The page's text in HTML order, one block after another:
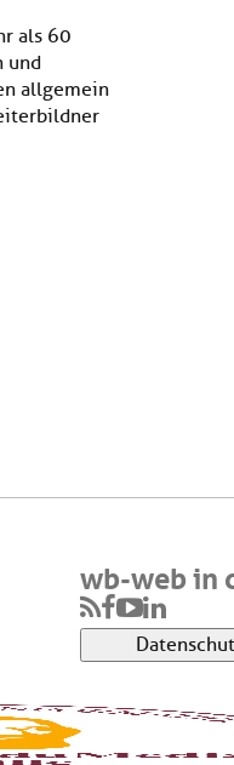
als 60
und
allgemein
wb-web in